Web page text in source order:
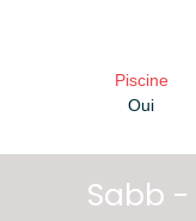
Piscine
Oui
Sabb